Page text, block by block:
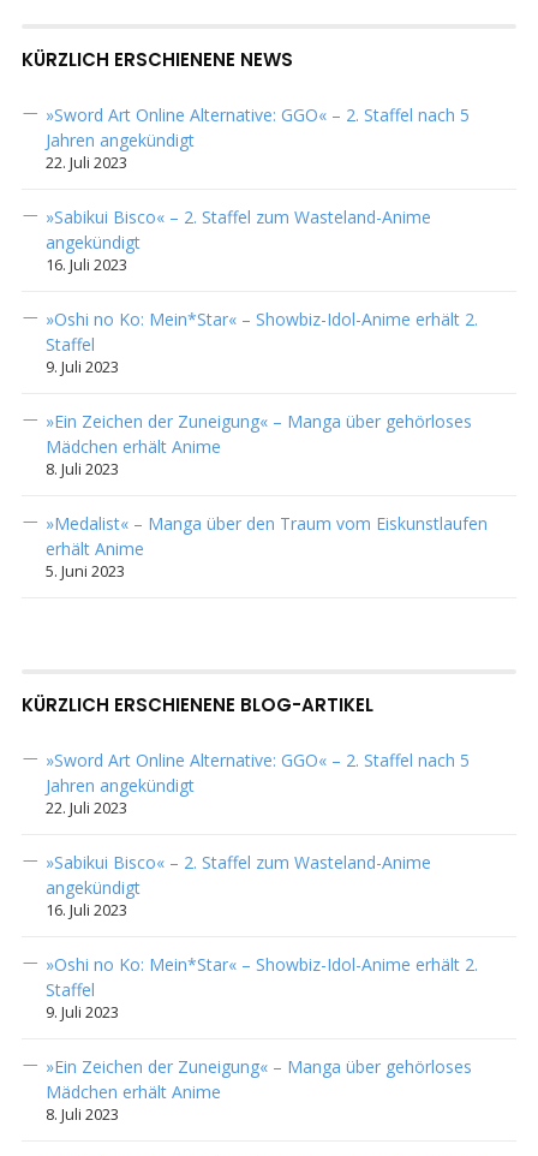
KÜRZLICH ERSCHIENENE NEWS
»Sword Art Online Alternative: GGO« – 2. Staffel nach 5
Jahren angekündigt
22. Juli 2023
»Sabikui Bisco« – 2. Staffel zum Wasteland-Anime
angekündigt
16. Juli 2023
»Oshi no Ko: Mein*Star« – Showbiz-Idol-Anime erhält 2.
Staffel
9. Juli 2023
»Ein Zeichen der Zuneigung« – Manga über gehörloses
Mädchen erhält Anime
8. Juli 2023
»Medalist« – Manga über den Traum vom Eiskunstlaufen
erhält Anime
5. Juni 2023
KÜRZLICH ERSCHIENENE BLOG-ARTIKEL
»Sword Art Online Alternative: GGO« – 2. Staffel nach 5
Jahren angekündigt
22. Juli 2023
»Sabikui Bisco« – 2. Staffel zum Wasteland-Anime
angekündigt
16. Juli 2023
»Oshi no Ko: Mein*Star« – Showbiz-Idol-Anime erhält 2.
Staffel
9. Juli 2023
»Ein Zeichen der Zuneigung« – Manga über gehörloses
Mädchen erhält Anime
8. Juli 2023